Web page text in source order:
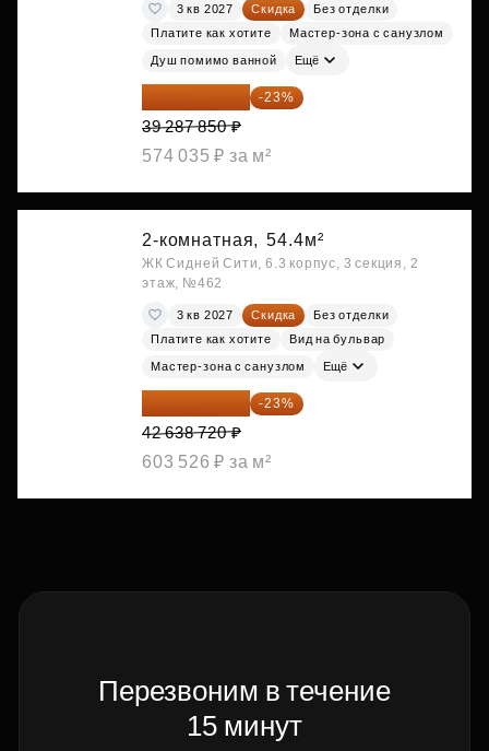
3 кв 2027 Скидка
Без отделки
Платите как хотите
Мастер-зона с санузлом
Душ помимо ванной Ещё
30 251 645 ₽ -23%
39 287 850 ₽
574 035 ₽ за м²
2-комнатная, 54.4м²
ЖК Сидней Сити, 6.3 корпус, 3 секция, 2
этаж, №462
3 кв 2027 Скидка
Без отделки
Платите как хотите
Вид на бульвар
Мастер-зона с санузлом Ещё
32 831 814 ₽ -23%
42 638 720 ₽
603 526 ₽ за м²
Перезвоним в течение
15 минут